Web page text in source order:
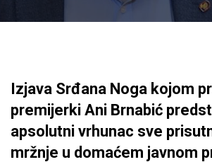
Izjava Srđana Noga kojom
premijerki Ani Brnabić
apsolutni vrhunac sve
mržnje u domaćem javnom